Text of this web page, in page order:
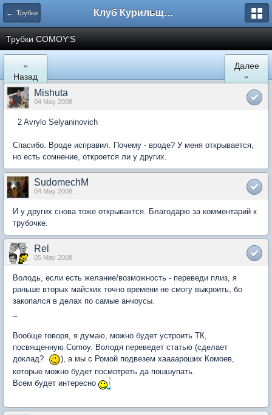
← Трубки Клуб Курильщиков Трубки
Трубки COMOY'S
«
Назад
Далее
»
Mishuta
04 May 2008
2 Avrylo Selyaninovich
Спасибо. Вроде исправил. Почему - вроде? У меня открывается,
но есть сомнение, откроется ли у других.
SudomechM
04 May 2008
И у других снова тоже открывактся. Благодарю за комментарий к
трубочке.
Rel
05 May 2008
Володь, если есть желание/возможность - переведи плиз, я
раньше вторых майских точно времени не смогу выкроить, бо
закопался в делах по самые анчоусы.
Вообще говоря, я думаю, можно будет устроить ТК,
посвященную Comoy. Володя переведет статью (сделает
доклад?
), а мы с Ромой подвезем хаааароших Комоев,
которые можно будет посмотреть да пошшупать.
Всем будет интересно